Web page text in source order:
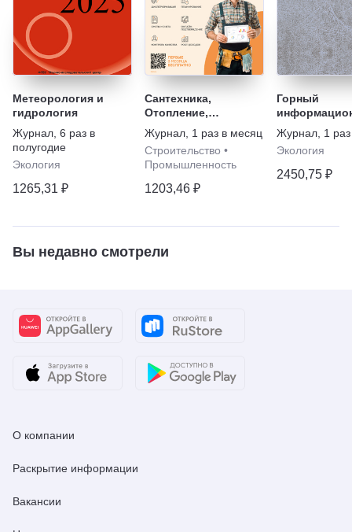
Метеорология и
гидрология
Журнал 6 раз в
полугодие
Экология
1265,31 ₽
Сантехника,
Отопление,
Кондиционирование
Журнал 1 раз в месяц
Строительство •
Промышленность
1203,46 ₽
Горный
бюллетень
технический
Mining
and
Журнал 1
Экология
2450,75 ₽
Вы недавно смотрели
О компании
Раскрытие информации
Вакансии